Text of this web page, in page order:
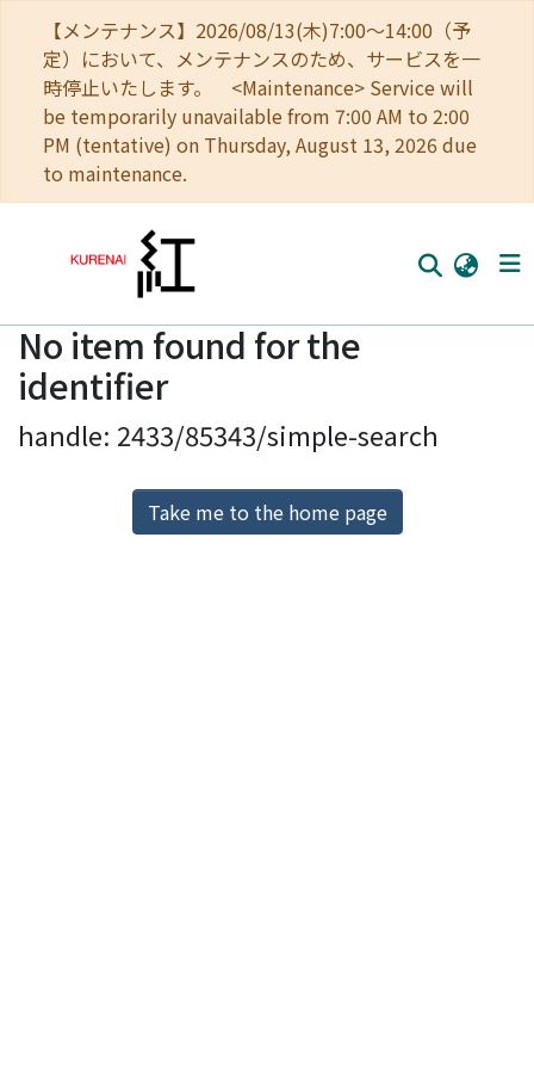
【メンテナンス】2026/08/13(木)7:00～14:00（予
定）において、メンテナンスのため、サービスを一
時停止いたします。 <Maintenance> Service will
be temporarily unavailable from 7:00 AM to 2:00
PM (tentative) on Thursday, August 13, 2026 due
to maintenance.
Home
Communities
Browse
Download Ranking
No item found for the
identifier
handle: 2433/85343/simple-search
Take me to the home page